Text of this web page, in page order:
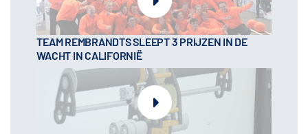
TEAM REMBRANDTS SLEEPT 3 PRIJZEN IN DE
WACHT IN CALIFORNIË